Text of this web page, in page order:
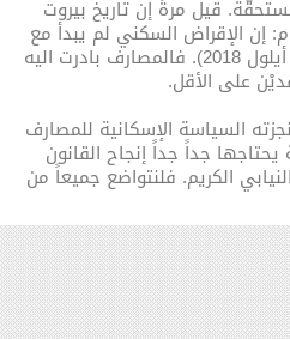
قيل مرةً إن تاريخ بيروت
إن الإقراض السكني لم يبدأ مع
القانون الذي أقــرَّ البارحة (25 أيلول 2018). فالمصارف بادرت اليه
على الأقل.
السياسة الإسكانية للمصارف
جداً جداً إنجاح القانون
الكريم. فلنتواضع جميعاً من